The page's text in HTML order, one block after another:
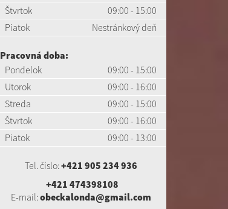
Štvrtok
09:00 - 15:00
Piatok
Nestránkový deň
Pracovná doba:
Pondelok
09:00 - 15:00
Utorok
09:00 - 16:00
Streda
09:00 - 15:00
Štvrtok
09:00 - 16:00
Piatok
09:00 - 13:00
Tel. číslo:+421 905 234 936
+421 474398108
E-mail:obeckalonda@gmail.com